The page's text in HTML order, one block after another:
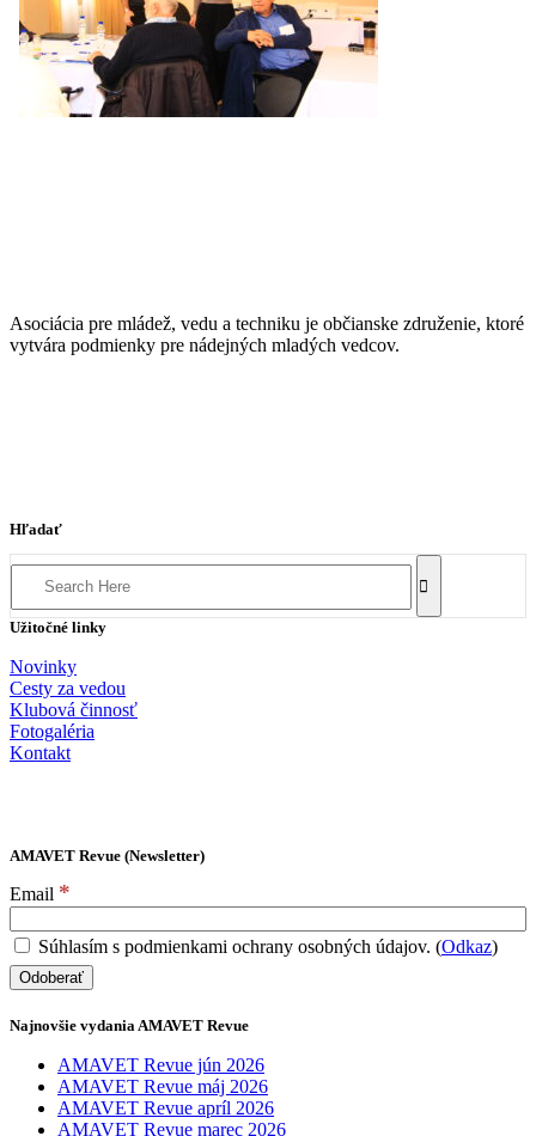
Asociácia pre mládež, vedu a techniku je občianske združenie, ktoré
vytvára podmienky pre nádejných mladých vedcov.
Hľadať
Search
Užitočné linky
Novinky
Cesty za vedou
Klubová činnosť
Fotogaléria
Kontakt
AMAVET Revue (Newsletter)
Email *
Súhlasím s podmienkami ochrany osobných údajov. (Odkaz)
Najnovšie vydania AMAVET Revue
AMAVET Revue jún 2026
AMAVET Revue máj 2026
AMAVET Revue apríl 2026
AMAVET Revue marec 2026